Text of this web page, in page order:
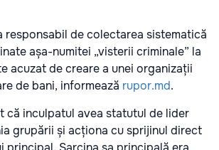
responsabil de colectarea sistematică
așa-numitei „visterii criminale” la
acuzat de creare a unei organizații
de bani, informează rupor.md.
că inculpatul avea statutul de lider
grupării și acționa cu sprijinul direct